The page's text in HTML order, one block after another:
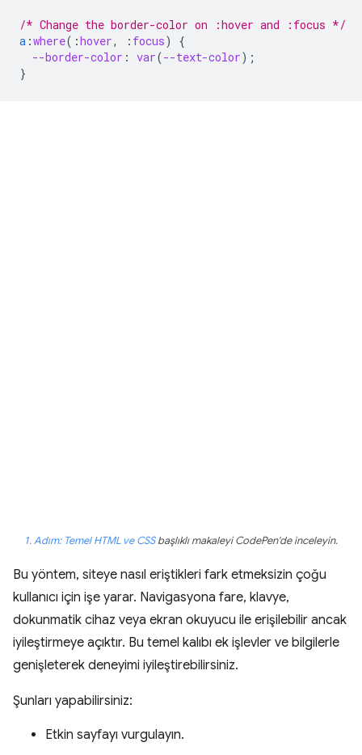
/* Change the border-color on :hover and :focus */
a :where( :hover, : focus)
{
--border-color : var(--text-color);
}
1. Adım: Temel HTML ve CSSbaşlıklı makaleyi CodePen'de inceleyin.
Bu yöntem, siteye nasıl eriştikleri fark etmeksizin çoğu
kullanıcı için işe yarar. Navigasyona fare, klavye,
dokunmatik cihaz veya ekran okuyucu ile erişilebilir ancak
iyileştirmeye açıktır. Bu temel kalıbı ek işlevler ve bilgilerle
genişleterek deneyimi iyileştirebilirsiniz.
Şunları yapabilirsiniz:
Etkin sayfayı vurgulayın.